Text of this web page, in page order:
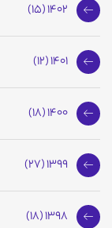
1402 (15)
1401 (12)
1400 (18)
1399 (27)
1398 (18)